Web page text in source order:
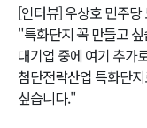
[인터뷰] 우상호 민주당
"특화단지 꼭 만들고
대기업 중에 여기 추가
첨단전략산업 특화단
싶습니다."